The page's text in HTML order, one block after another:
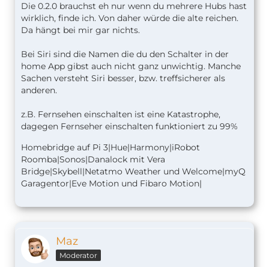
Die 0.2.0 brauchst eh nur wenn du mehrere Hubs hast
wirklich, finde ich. Von daher würde die alte reichen.
Da hängt bei mir gar nichts.
Bei Siri sind die Namen die du den Schalter in der
home App gibst auch nicht ganz unwichtig. Manche
Sachen versteht Siri besser, bzw. treffsicherer als
anderen.
z.B. Fernsehen einschalten ist eine Katastrophe,
dagegen Fernseher einschalten funktioniert zu 99%
Homebridge auf Pi 3|Hue|Harmony|iRobot
Roomba|Sonos|Danalock mit Vera
Bridge|Skybell|Netatmo Weather und Welcome|myQ
Garagentor|Eve Motion und Fibaro Motion|
Maz
Moderator